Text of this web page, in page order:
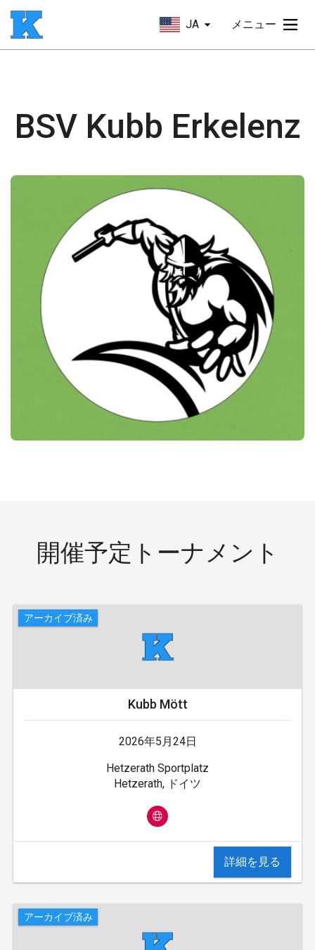
JA メニュー
BSV Kubb Erkelenz
開催予定トーナメント
アーカイブ済み
Kubb Mött
2026年5月24日
Hetzerath Sportplatz
Hetzerath, ドイツ
詳細を見る
アーカイブ済み